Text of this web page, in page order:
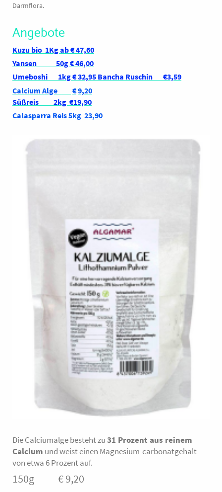
Darmflora.
Angebote
Kuzu bio 1Kg ab € 47,60
Yansen 50g € 46,00
Umeboshi
1kg€ 32,95 Bancha Ruschin €3,59
Calcium Alge
€9,20
Süßreis 2kg €19,90
Calasparra Reis 5kg 23,90
Die Calciumalge besteht zu31 Prozent aus reinem
Calcium und weist einen Magnesium-carbonatgehalt
von etwa 6 Prozent auf.
150g € 9,20